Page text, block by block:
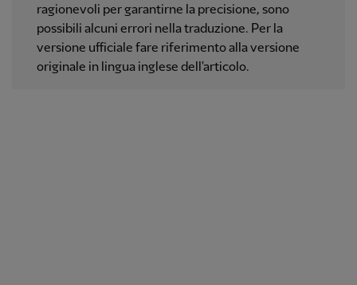
ragionevoli per garantirne la precisione, sono
possibili alcuni errori nella traduzione. Per la
versione ufficiale fare riferimento alla versione
originale in lingua inglese dell'articolo.